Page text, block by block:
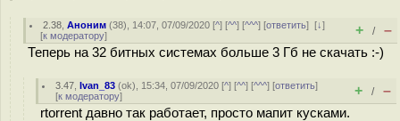
2.38 ,Аноним (38), 14:07, 07/09/2020 [^] [^^] [^^^] [ответить][↓]
[к модератору] + / –
Теперь на 32 битных системах больше 3 Гб не скачать :-)
3.47 ,Ivan_83 (ok), 15:34, 07/09/2020 [^] [^^] [^^^] [ответить]
[к модератору] + / –
rtorrent давно так работает, просто мапит кусками.